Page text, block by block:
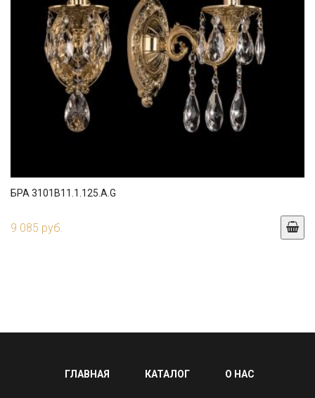
БРА 3101B11.1.125.A.G
9 085 руб.
ГЛАВНАЯ КАТАЛОГ О НАС